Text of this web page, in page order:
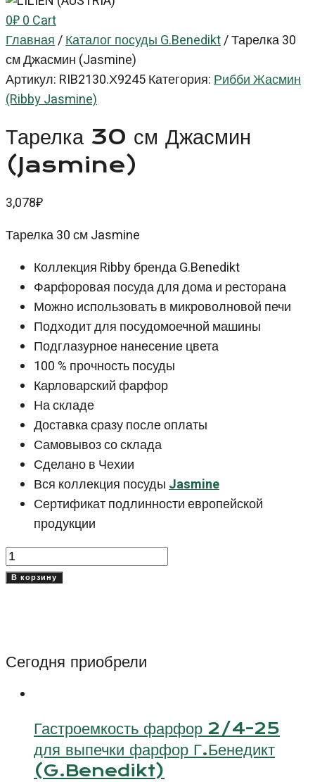
0₽0Cart
Главная/Каталог посуды G.Benedikt/Тарелка 30
см Джасмин (Jasmine)
Артикул: RIB2130.Х9245Категория:Рибби Жасмин
(Ribby Jasmine)
Тарелка 30 см Джасмин
(Jasmine)
3,078₽
Тарелка 30 см Jasmine
Коллекция Ribby бренда G.Benedikt
Фарфоровая посуда для дома и ресторана
Можно использовать в микроволновой печи
Подходит для посудомоечной машины
Подглазурное нанесение цвета
100 % прочность посуды
Карловарский фарфор
На складе
Доставка сразу после оплаты
Самовывоз со склада
Сделано в Чехии
Вся коллекция посудыJasmine
Сертификат подлинности европейской
продукции
Количество
товара
Джасмин
(Jasmine)
В корзину
Сегодня приобрели
Гастроемкость фарфор 2/4-25
для выпечки фарфор Г.Бенедикт
(G.Benedikt)